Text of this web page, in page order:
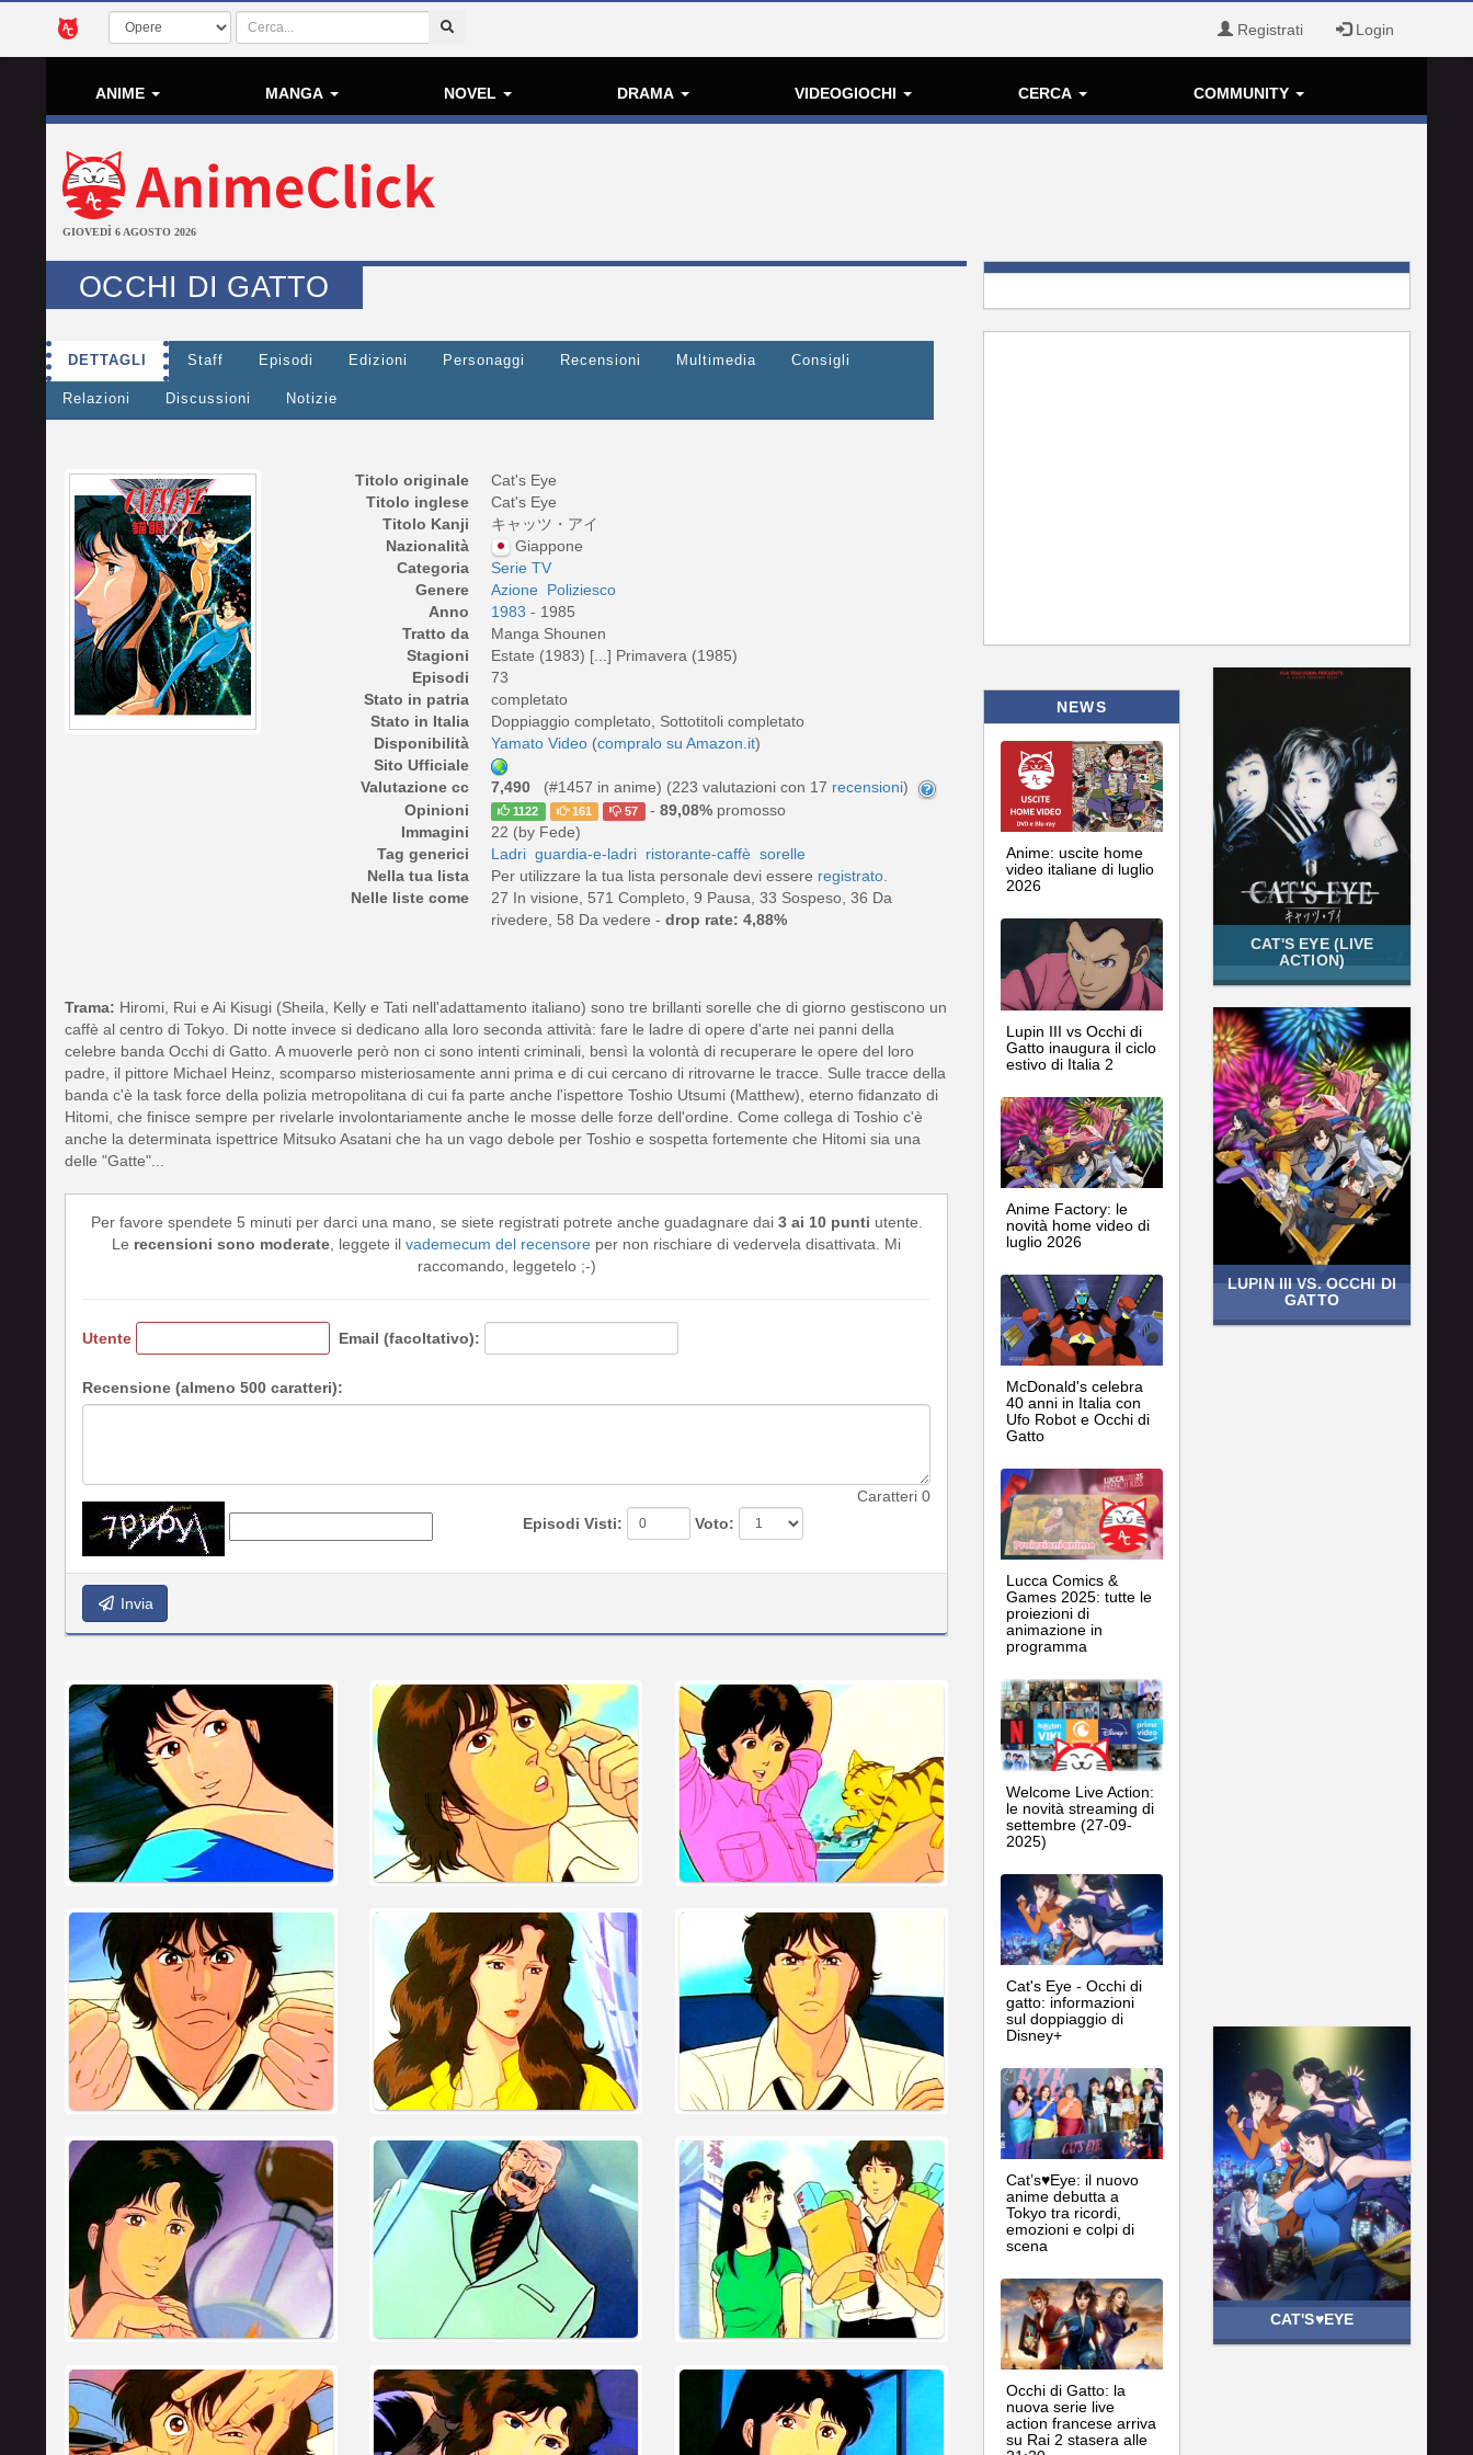
Registrati Login
ANIME MANGA NOVEL DRAMA VIDEOGIOCHI CERCA COMMUNITY
GIOVEDÌ 6 AGOSTO 2026
OCCHI DI GATTO
DETTAGLI Staff Episodi Edizioni Personaggi Recensioni Multimedia Consigli
Relazioni Discussioni Notizie
Titolo originale
Cat's Eye
Titolo inglese
Cat's Eye
Titolo Kanji
キャッツ・アイ
Nazionalità
Giappone
Categoria
Serie TV
Genere
Azione Poliziesco
Anno
1983 - 1985
Tratto da
Manga Shounen
Stagioni
Estate (1983) [...] Primavera (1985)
Episodi
73
Stato in patria
completato
Stato in Italia
Doppiaggio completato, Sottotitoli completato
Disponibilità
Yamato Video (compralo su Amazon.it)
Sito Ufficiale
Valutazione cc
7,490 (#1457 in anime) (223 valutazioni con 17 recensioni)
Opinioni
1122 161 57 - 89,08%promosso
Immagini
22 (by Fede)
Tag generici
Ladri guardia-e-ladri ristorante-caffè sorelle
Nella tua lista
Per utilizzare la tua lista personale devi essere registrato
Nelle liste come
27 In visione, 571 Completo, 9 Pausa, 33 Sospeso, 36 Da
rivedere, 58 Da vedere - drop rate: 4,88%
Trama: Hiromi, Rui e Ai Kisugi (Sheila, Kelly e Tati nell'adattamento italiano) sono tre brillanti sorelle che di giorno gestiscono un
caffè al centro di Tokyo. Di notte invece si dedicano alla loro seconda attività: fare le ladre di opere d'arte nei panni della
celebre banda Occhi di Gatto. A muoverle però non ci sono intenti criminali, bensì la volontà di recuperare le opere del loro
padre, il pittore Michael Heinz, scomparso misteriosamente anni prima e di cui cercano di ritrovarne le tracce. Sulle tracce della
banda c'è la task force della polizia metropolitana di cui fa parte anche l'ispettore Toshio Utsumi (Matthew), eterno fidanzato di
Hitomi, che finisce sempre per rivelarle involontariamente anche le mosse delle forze dell'ordine. Come collega di Toshio c'è
anche la determinata ispettrice Mitsuko Asatani che ha un vago debole per Toshio e sospetta fortemente che Hitomi sia una
delle "Gatte"...
Per favore spendete 5 minuti per darci una mano, se siete registrati potrete anche guadagnare dai 3 ai 10 punti utente.
Le recensioni sono moderate , leggete il vademecum del recensore per non rischiare di vedervela disattivata. Mi
raccomando, leggetelo ;-)
Utente Email (facoltativo):
Recensione (almeno 500 caratteri):
Caratteri 0
Episodi Visti:
Voto:
Invia
NEWS
Anime: uscite home
video italiane di luglio
2026
Lupin III vs Occhi di
Gatto inaugura il ciclo
estivo di Italia 2
Anime Factory: le
novità home video di
luglio 2026
McDonald's celebra
40 anni in Italia con
Ufo Robot e Occhi di
Gatto
Lucca Comics &
Games 2025: tutte le
proiezioni di
animazione in
programma
Welcome Live Action:
le novità streaming di
settembre (27-09-
2025)
Cat's Eye - Occhi di
gatto: informazioni
sul doppiaggio di
Disney+
Cat’s♥Eye: il nuovo
anime debutta a
Tokyo tra ricordi,
emozioni e colpi di
scena
Occhi di Gatto: la
nuova serie live
action francese arriva
su Rai 2 stasera alle
CAT'S EYE (LIVE
ACTION)
LUPIN III VS. OCCHI DI
GATTO
CAT'S♥EYE